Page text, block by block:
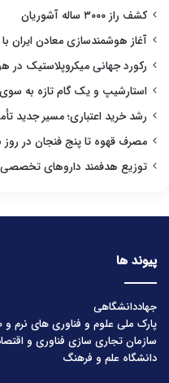
کشف راز ۳۰۰۰ ساله آشوریان
آغاز هوشمندسازی معادن ایران
رکورد جهانی میکروپلاستیک در
استارشیپ و یک گام تازه به
رشد خرید اعتباری؛ مسیر جدید
مصرف قهوه تا پنج فنجان در
توزیع هدفمند داروهای تخصصی
پیوند ها
جهاددانشگاهی
پارک ملی علوم و فناوری های نرم و
سازمان تجاری سازی فناوری و
دانشگاه علم و فرهنگ